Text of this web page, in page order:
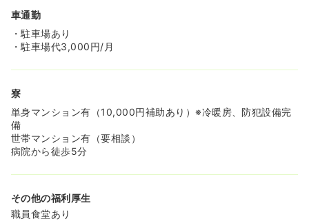
車通勤
・駐車場あり
・駐車場代3,000円/月
寮
単身マンション有（10,000円補助あり）※冷暖房、防犯設備完
備
世帯マンション有（要相談）
病院から徒歩5分
その他の福利厚生
職員食堂あり